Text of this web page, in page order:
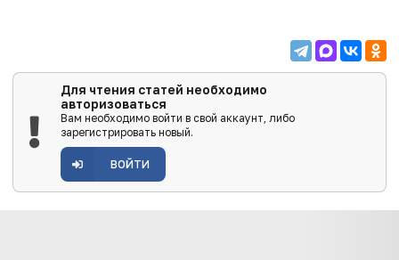
Для чтения статей необходимо
авторизоваться
Вам необходимо войти в свой аккаунт, либо
зарегистрировать новый.
ВОЙТИ